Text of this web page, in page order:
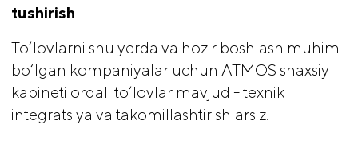
tushirish
To‘lovlarni shu yerda va hozir boshlash muhim
bo‘lgan kompaniyalar uchun ATMOS shaxsiy
kabineti orqali to‘lovlar mavjud - texnik
integratsiya va takomillashtirishlarsiz.